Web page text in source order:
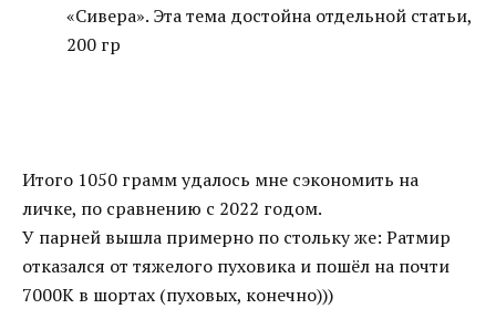
«Сивера». Эта тема достойна отдельной статьи,
200 гр
Итого 1050 грамм удалось мне сэкономить на
личке, по сравнению с 2022 годом.
У парней вышла примерно по стольку же: Ратмир
отказался от тяжелого пуховика и пошёл на почти
7000К в шортах (пуховых, конечно)))